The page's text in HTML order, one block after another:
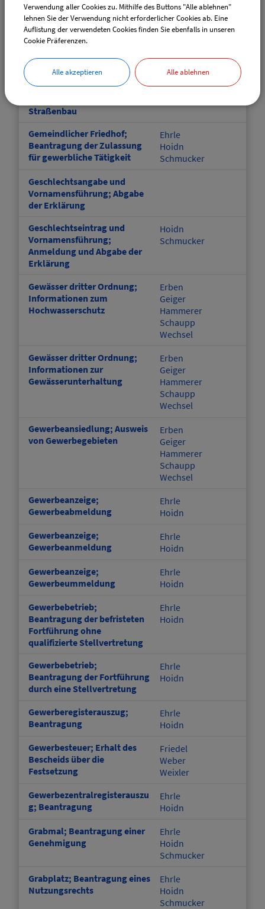
Hammerer
Schaupp
Wechsel
Plätze; Widmung
Gemeindestraßen;
Straßenbau
Albert
Gemeindlicher Friedhof;
Beantragung der Zulassung
für gewerbliche Tätigkeit
Ehrle
Hoidn
Schmucker
Geschlechtsangabe und
Vornamensführung; Abgabe
der Erklärung
Geschlechtseintrag und
Vornamensführung;
Anmeldung und Abgabe der
Erklärung
Hoidn
Schmucker
Gewässer dritter Ordnung;
Informationen zum
Hochwasserschutz
Erben
Geiger
Hammerer
Schaupp
Wechsel
Gewässer dritter Ordnung;
Informationen zur
Gewässerunterhaltung
Erben
Geiger
Hammerer
Schaupp
Wechsel
Gewerbeansiedlung; Ausweis
von Gewerbegebieten
Erben
Geiger
Hammerer
Schaupp
Wechsel
Gewerbeanzeige;
Gewerbeabmeldung
Ehrle
Hoidn
Gewerbeanzeige;
Gewerbeanmeldung
Ehrle
Hoidn
Gewerbeanzeige;
Gewerbeummeldung
Ehrle
Hoidn
Gewerbebetrieb;
Beantragung der befristeten
Fortführung ohne
qualifizierte Stellvertretung
Ehrle
Hoidn
Gewerbebetrieb;
Beantragung der Fortführung
durch eine Stellvertretung
Ehrle
Hoidn
Gewerberegisterauszug;
Beantragung
Ehrle
Hoidn
Gewerbesteuer; Erhalt des
Bescheids über die
Festsetzung
Friedel
Weber
Weixler
Gewerbezentralregisterauszu
g; Beantragung
Ehrle
Hoidn
Grabmal; Beantragung einer
Genehmigung
Ehrle
Hoidn
Schmucker
Grabplatz; Beantragung eines
Nutzungsrechts
Ehrle
Hoidn
Schmucker
Verwendung aller Cookies zu. Mithilfe des Buttons "Alle ablehnen"
lehnen Sie der Verwendung nicht erforderlicher Cookies ab. Eine
Auflistung der verwendeten Cookies finden Sie ebenfalls in unseren
Cookie Präferenzen.
Alle akzeptieren Alle ablehnen